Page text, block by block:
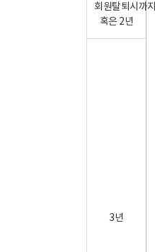
회원탈퇴시까
혹은 2년
3년